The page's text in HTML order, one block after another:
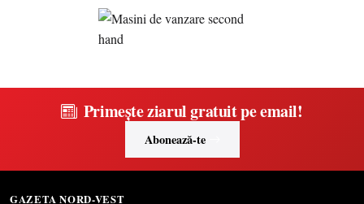
Primește ziarul gratuit pe email!
Abonează-te
GAZETA NORD-VEST